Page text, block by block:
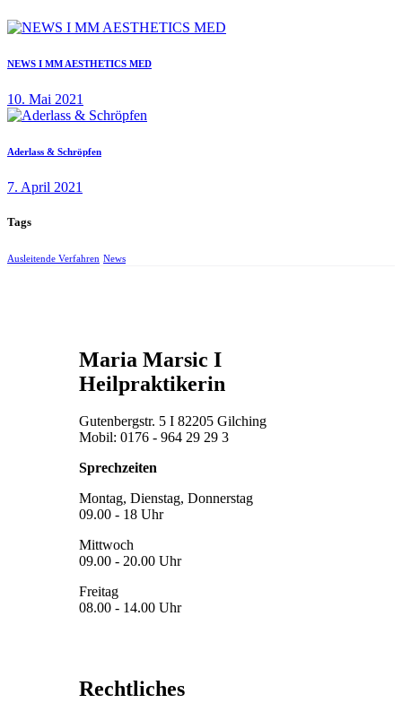
NEWS I MM AESTHETICS MED
10. Mai 2021
Aderlass & Schröpfen
7. April 2021
Tags
Ausleitende Verfahren News
Maria Marsic I
Heilpraktikerin
Gutenbergstr. 5 I 82205 Gilching
Mobil: 0176 - 964 29 29 3
Sprechzeiten
Montag, Dienstag, Donnerstag
09.00 - 18 Uhr
Mittwoch
09.00 - 20.00 Uhr
Freitag
08.00 - 14.00 Uhr
Rechtliches